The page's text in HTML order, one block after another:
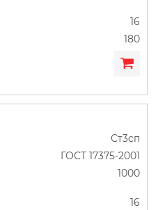
16
180
Ст3сп
ГОСТ 17375-2001
1000
16